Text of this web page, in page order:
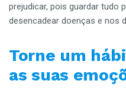
prejudicar, pois guardar tudo
desencadear doenças e nos
Torne um
as suas